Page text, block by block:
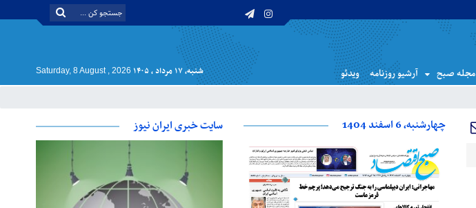
مجله صبح آرشیو روزنامه ویدئو شنبه, ۱۷ مرداد , ۱۴۰۵ Saturday, 8 August , 2026
چهارشنبه، 6 اسفند 1404 سایت خبری ایران نیوز